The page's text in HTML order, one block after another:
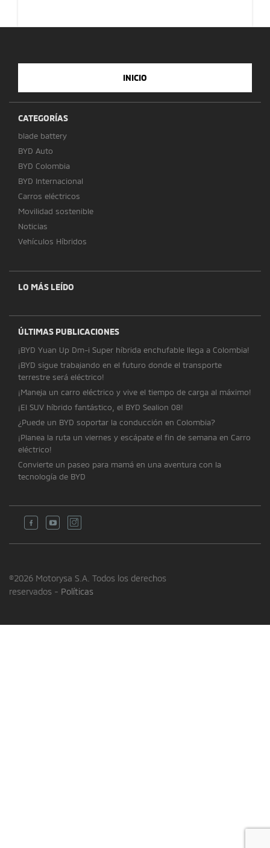
INICIO
CATEGORÍAS
blade battery
BYD Auto
BYD Colombia
BYD Internacional
Carros eléctricos
Movilidad sostenible
Noticias
Vehículos Híbridos
LO MÁS LEÍDO
ÚLTIMAS PUBLICACIONES
¡BYD Yuan Up Dm-i Super híbrida enchufable llega a Colombia!
¡BYD sigue trabajando en el futuro donde el transporte
terrestre será eléctrico!
¡Maneja un carro eléctrico y vive el tiempo de carga al máximo!
¡El SUV híbrido fantástico, el BYD Sealion 08!
¿Puede un BYD soportar la conducción en Colombia?
¡Planea la ruta un viernes y escápate el fin de semana en Carro
eléctrico!
Convierte un paseo para mamá en una aventura con la
tecnología de BYD
©2026 Motorysa S.A. Todos los derechos
reservados - Políticas